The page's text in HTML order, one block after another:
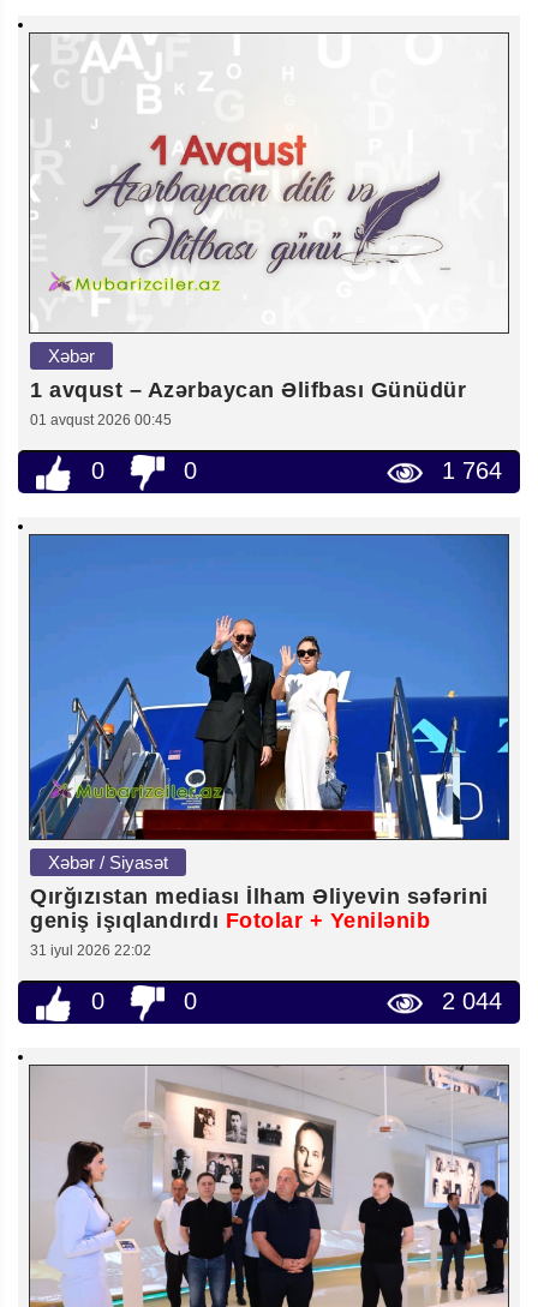
Xəbər
1 avqust – Azərbaycan Əlifbası Günüdür
01 avqust 2026 00:45
0 0 1 764
Xəbər / Siyasət
Qırğızıstan mediası İlham Əliyevin səfərini
geniş işıqlandırdı Fotolar + Yenilənib
31 iyul 2026 22:02
0 0 2 044